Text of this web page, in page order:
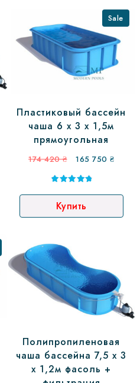
Sale
Пластиковый бассейн
чаша 6 х 3 х 1,5м
прямоугольная
174 420₴ 165 750₴
5.00
из 5
Купить
Полипропиленовая
чаша бассейна 7,5 х 3
х 1,2м фасоль +